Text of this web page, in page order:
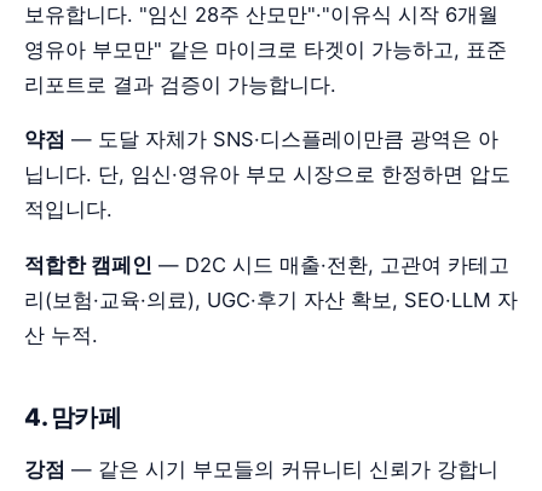
보유합니다. "임신 28주 산모만"·"이유식 시작 6개월
영유아 부모만" 같은 마이크로 타겟이 가능하고, 표준
리포트로 결과 검증이 가능합니다.
약점 — 도달 자체가 SNS·디스플레이만큼 광역은 아
닙니다. 단, 임신·영유아 부모 시장으로 한정하면 압도
적입니다.
적합한 캠페인 — D2C 시드 매출·전환, 고관여 카테고
리(보험·교육·의료), UGC·후기 자산 확보, SEO·LLM 자
산 누적.
4. 맘카페
강점 — 같은 시기 부모들의 커뮤니티 신뢰가 강합니